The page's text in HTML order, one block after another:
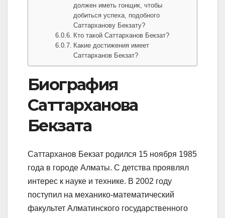
должен иметь гонщик, чтобы
добиться успеха, подобного
Саттарханову Бекзату?
Кто такой Саттарханов Бекзат?
Какие достижения имеет
Саттарханов Бекзат?
Биография
Саттарханова
Бекзата
Саттарханов Бекзат родился 15 ноября 1985
года в городе Алматы. С детства проявлял
интерес к науке и технике. В 2002 году
поступил на механико-математический
факультет Алматинского государственного